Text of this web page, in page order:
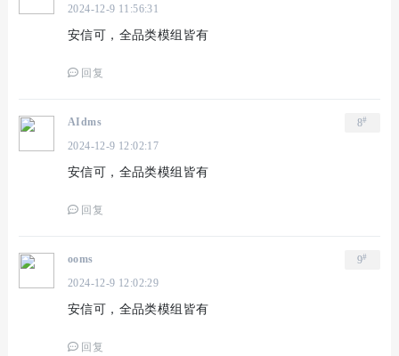
2024-12-9 11:56:31
安信可，全品类模组皆有
回复
8#
AIdms
2024-12-9 12:02:17
安信可，全品类模组皆有
回复
9#
ooms
2024-12-9 12:02:29
安信可，全品类模组皆有
回复